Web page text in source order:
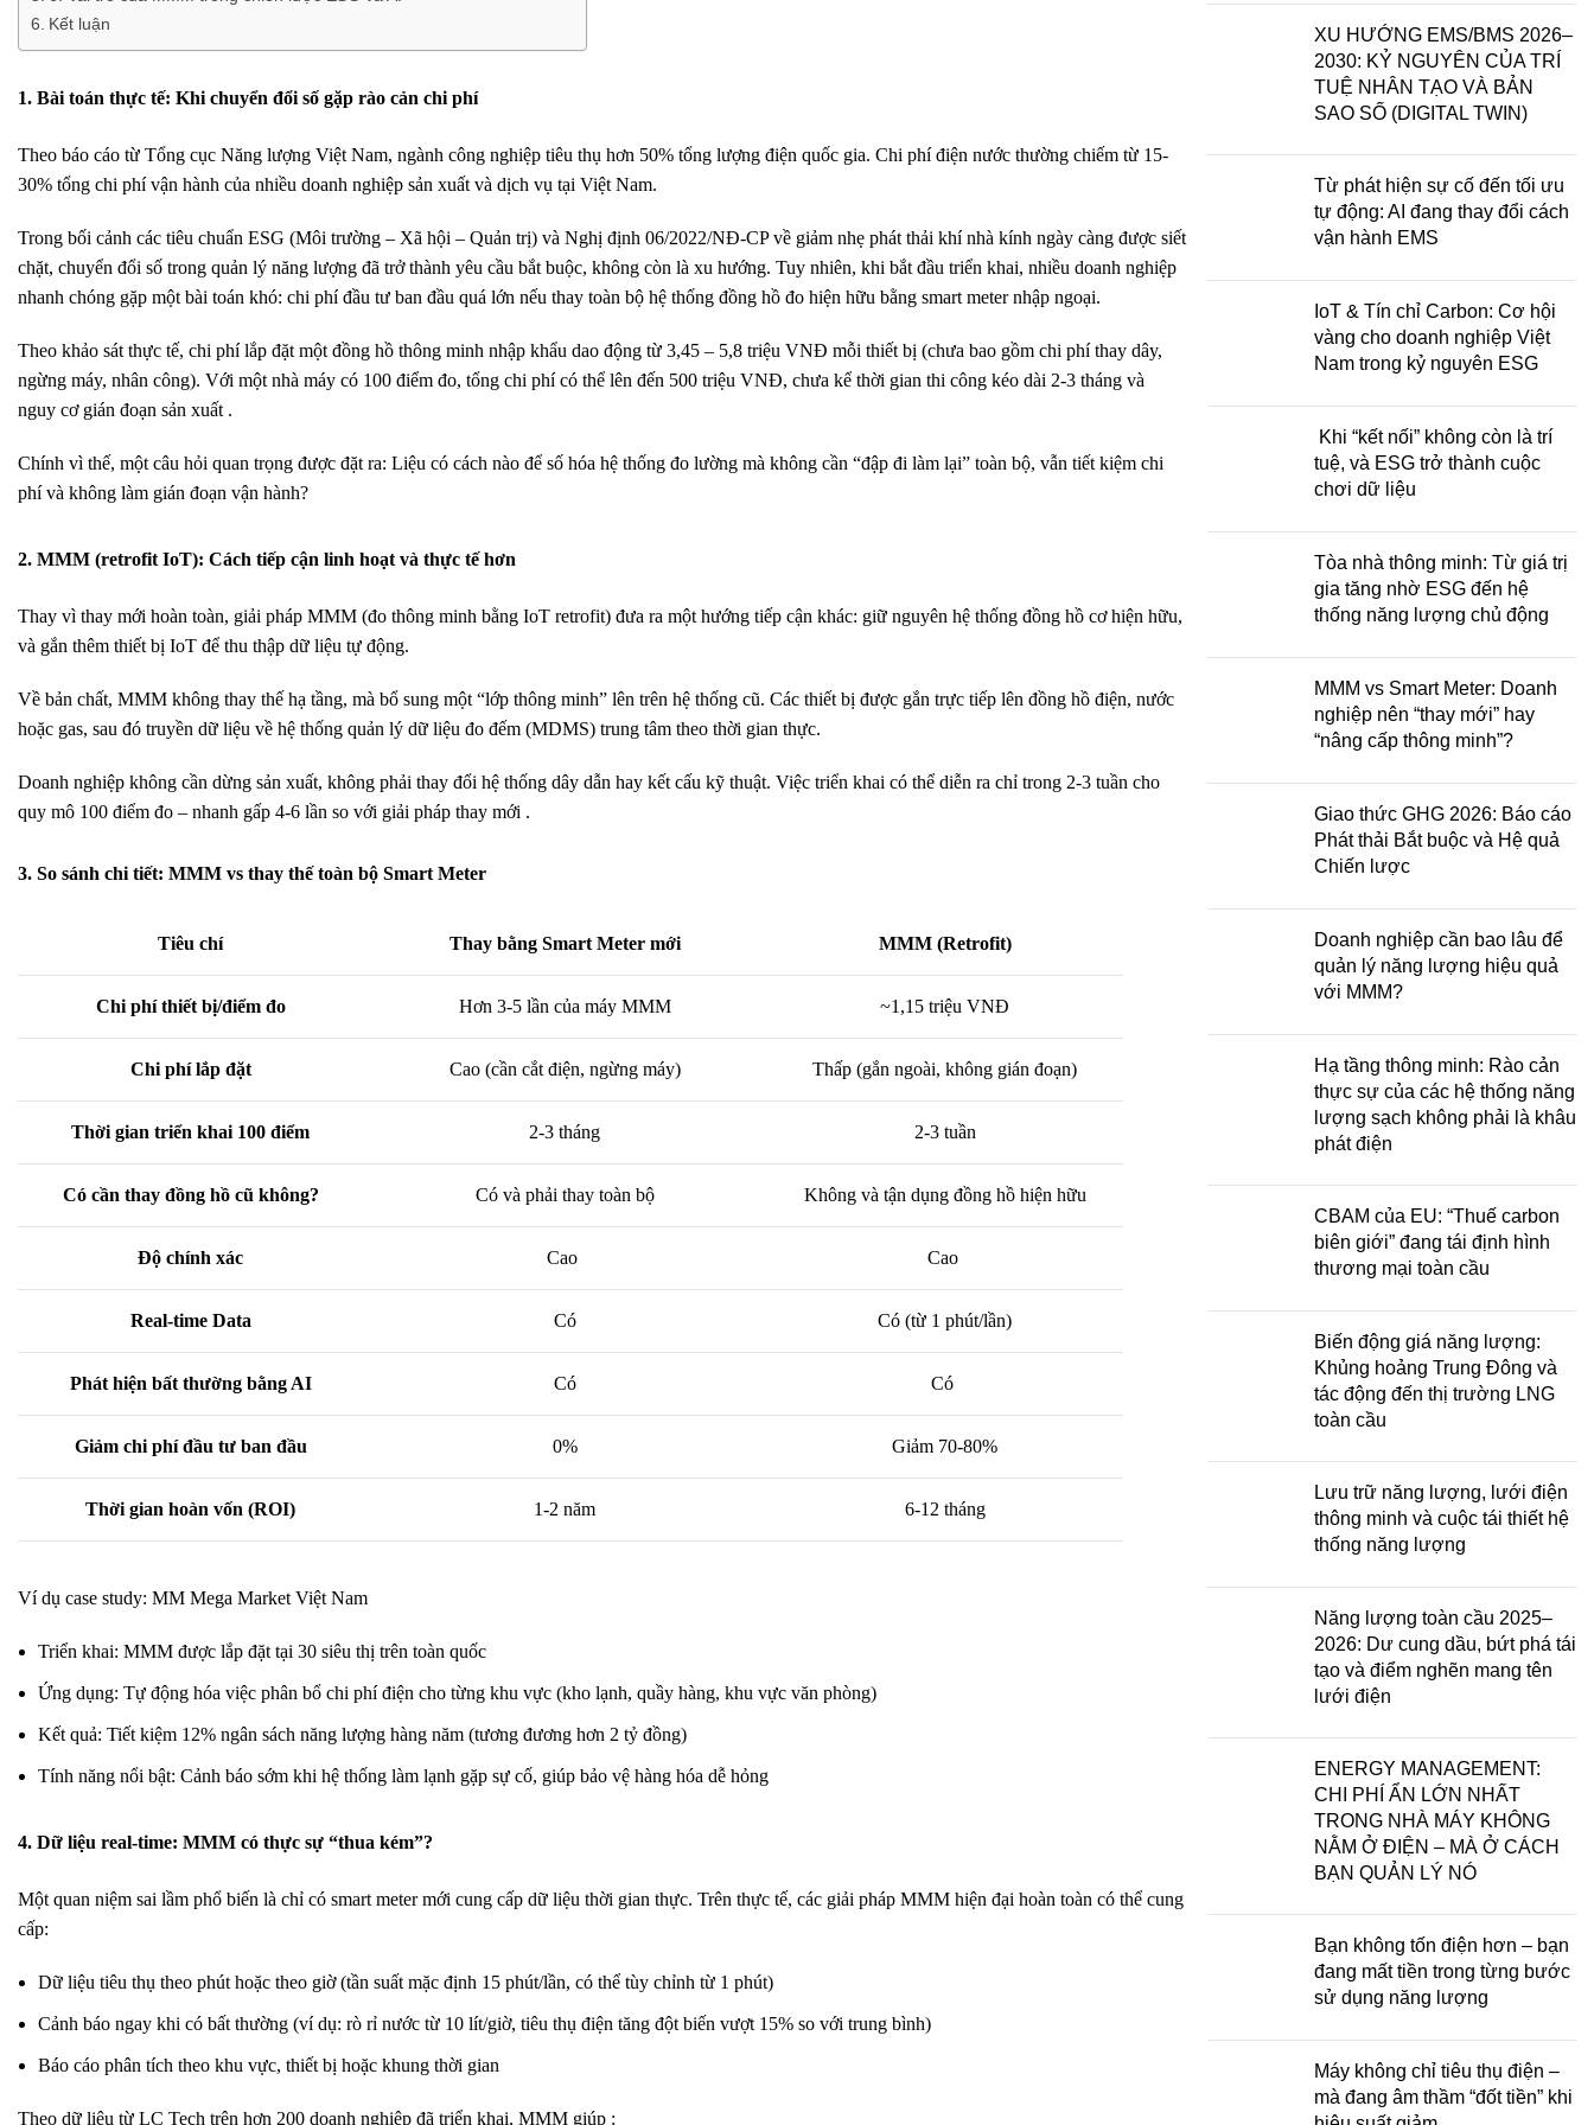
Kết luận
1. Bài toán thực tế: Khi chuyển đổi số gặp rào cản chi phí
Theo báo cáo từ Tổng cục Năng lượng Việt Nam, ngành công nghiệp tiêu thụ hơn 50% tổng lượng điện quốc gia. Chi phí điện nước thường chiếm từ 15-
30% tổng chi phí vận hành của nhiều doanh nghiệp sản xuất và dịch vụ tại Việt Nam.
Trong bối cảnh các tiêu chuẩn ESG (Môi trường – Xã hội – Quản trị) và Nghị định 06/2022/NĐ-CP về giảm nhẹ phát thải khí nhà kính ngày càng được siết
chặt, chuyển đổi số trong quản lý năng lượng đã trở thành yêu cầu bắt buộc, không còn là xu hướng. Tuy nhiên, khi bắt đầu triển khai, nhiều doanh nghiệp
nhanh chóng gặp một bài toán khó: chi phí đầu tư ban đầu quá lớn nếu thay toàn bộ hệ thống đồng hồ đo hiện hữu bằng smart meter nhập ngoại.
Theo khảo sát thực tế, chi phí lắp đặt một đồng hồ thông minh nhập khẩu dao động từ 3,45 – 5,8 triệu VNĐ mỗi thiết bị (chưa bao gồm chi phí thay dây,
ngừng máy, nhân công). Với một nhà máy có 100 điểm đo, tổng chi phí có thể lên đến 500 triệu VNĐ, chưa kể thời gian thi công kéo dài 2-3 tháng và
nguy cơ gián đoạn sản xuất .
Chính vì thế, một câu hỏi quan trọng được đặt ra: Liệu có cách nào để số hóa hệ thống đo lường mà không cần “đập đi làm lại” toàn bộ, vẫn tiết kiệm chi
phí và không làm gián đoạn vận hành?
2. MMM (retrofit IoT): Cách tiếp cận linh hoạt và thực tế hơn
Thay vì thay mới hoàn toàn, giải pháp MMM (đo thông minh bằng IoT retrofit) đưa ra một hướng tiếp cận khác: giữ nguyên hệ thống đồng hồ cơ hiện hữu,
và gắn thêm thiết bị IoT để thu thập dữ liệu tự động.
Về bản chất, MMM không thay thế hạ tầng, mà bổ sung một “lớp thông minh” lên trên hệ thống cũ. Các thiết bị được gắn trực tiếp lên đồng hồ điện, nước
hoặc gas, sau đó truyền dữ liệu về hệ thống quản lý dữ liệu đo đếm (MDMS) trung tâm theo thời gian thực.
Doanh nghiệp không cần dừng sản xuất, không phải thay đổi hệ thống dây dẫn hay kết cấu kỹ thuật. Việc triển khai có thể diễn ra chỉ trong 2-3 tuần cho
quy mô 100 điểm đo – nhanh gấp 4-6 lần so với giải pháp thay mới .
3. So sánh chi tiết: MMM vs thay thế toàn bộ Smart Meter
Tiêu chí Thay bằng Smart Meter mới MMM (Retrofit)
Chi phí thiết bị/điểm đo Hơn 3-5 lần của máy MMM ~1,15 triệu VNĐ
Chi phí lắp đặt Cao (cần cắt điện, ngừng máy) Thấp (gắn ngoài, không gián đoạn)
Thời gian triển khai 100 điểm 2-3 tháng 2-3 tuần
Có cần thay đồng hồ cũ không? Có và phải thay toàn bộ Không và tận dụng đồng hồ hiện hữu
Độ chính xác Cao Cao
Real-time Data Có Có (từ 1 phút/lần)
Phát hiện bất thường bằng AI Có Có
Giảm chi phí đầu tư ban đầu 0% Giảm 70-80%
Thời gian hoàn vốn (ROI) 1-2 năm 6-12 tháng
Ví dụ case study: MM Mega Market Việt Nam
Triển khai: MMM được lắp đặt tại 30 siêu thị trên toàn quốc
Ứng dụng: Tự động hóa việc phân bổ chi phí điện cho từng khu vực (kho lạnh, quầy hàng, khu vực văn phòng)
Kết quả: Tiết kiệm 12% ngân sách năng lượng hàng năm (tương đương hơn 2 tỷ đồng)
Tính năng nổi bật: Cảnh báo sớm khi hệ thống làm lạnh gặp sự cố, giúp bảo vệ hàng hóa dễ hỏng
4. Dữ liệu real-time: MMM có thực sự “thua kém”?
Một quan niệm sai lầm phổ biến là chỉ có smart meter mới cung cấp dữ liệu thời gian thực. Trên thực tế, các giải pháp MMM hiện đại hoàn toàn có thể cung
cấp:
Dữ liệu tiêu thụ theo phút hoặc theo giờ (tần suất mặc định 15 phút/lần, có thể tùy chỉnh từ 1 phút)
Cảnh báo ngay khi có bất thường (ví dụ: rò rỉ nước từ 10 lít/giờ, tiêu thụ điện tăng đột biến vượt 15% so với trung bình)
Báo cáo phân tích theo khu vực, thiết bị hoặc khung thời gian
Theo dữ liệu từ LC Tech trên hơn 200 doanh nghiệp đã triển khai, MMM giúp :
XU HƯỚNG EMS/BMS 2026–
2030: KỶ NGUYÊN CỦA TRÍ
TUỆ NHÂN TẠO VÀ BẢN
SAO SỐ (DIGITAL TWIN)
Từ phát hiện sự cố đến tối ưu
tự động: AI đang thay đổi cách
vận hành EMS
IoT & Tín chỉ Carbon: Cơ hội
vàng cho doanh nghiệp Việt
Nam trong kỷ nguyên ESG
Khi “kết nối” không còn là trí
tuệ, và ESG trở thành cuộc
chơi dữ liệu
Tòa nhà thông minh: Từ giá trị
gia tăng nhờ ESG đến hệ
thống năng lượng chủ động
MMM vs Smart Meter: Doanh
nghiệp nên “thay mới” hay
“nâng cấp thông minh”?
Giao thức GHG 2026: Báo cáo
Phát thải Bắt buộc và Hệ quả
Chiến lược
Doanh nghiệp cần bao lâu để
quản lý năng lượng hiệu quả
với MMM?
Hạ tầng thông minh: Rào cản
thực sự của các hệ thống năng
lượng sạch không phải là khâu
phát điện
CBAM của EU: “Thuế carbon
biên giới” đang tái định hình
thương mại toàn cầu
Biến động giá năng lượng:
Khủng hoảng Trung Đông và
tác động đến thị trường LNG
toàn cầu
Lưu trữ năng lượng, lưới điện
thông minh và cuộc tái thiết hệ
thống năng lượng
Năng lượng toàn cầu 2025–
2026: Dư cung dầu, bứt phá tái
tạo và điểm nghẽn mang tên
lưới điện
ENERGY MANAGEMENT:
CHI PHÍ ẨN LỚN NHẤT
TRONG NHÀ MÁY KHÔNG
NẰM Ở ĐIỆN – MÀ Ở CÁCH
BẠN QUẢN LÝ NÓ
Bạn không tốn điện hơn – bạn
đang mất tiền trong từng bước
sử dụng năng lượng
Máy không chỉ tiêu thụ điện –
mà đang âm thầm “đốt tiền” khi